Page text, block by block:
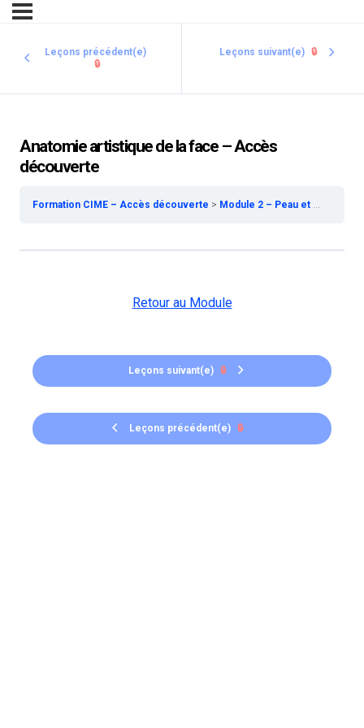
Leçons précédent(e)
🔒
Leçons suivant(e) 🔒
Anatomie artistique de la face – Accès
découverte
Formation CIME – Accès découverte Module 2 – Peau et Phanères – Accès découverte
Leçons précédent(e) 🔒
Retour au Module
Leçons suivant(e) 🔒